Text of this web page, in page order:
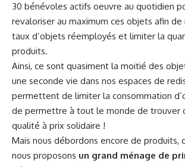
30 bénévoles actifs oeuvre au quotidien
revaloriser au maximum ces objets afin de
taux d’objets réemployés et limiter la
produits.
Ainsi, ce sont quasiment la moitié des
une seconde vie dans nos espaces de
permettent de limiter la consommation
de permettre à tout le monde de trouver
qualité à prix solidaire !
Mais nous débordons encore de produits,
nous proposons un grand ménage de